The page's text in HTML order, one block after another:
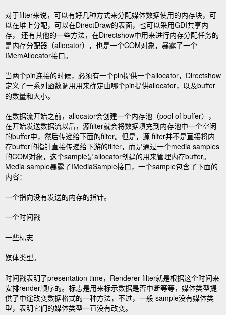
对于filter来说，可以有好几种方式来分配媒体数据使用的内存块，可
以在堆上分配，可以在DirectDraw的表面，也可以采用GDI共享内
存， 还有其他的一些方法，在Directshow中用来进行内存分配任务的
是内存分配器（allocator），也是一个COM对象，暴露了一个
IMemAllocator接口。
当两个pin连接的时候，必须有一个pin提供一个allocator，Directshow
定义了一系列函数调用用来确定由哪个pin提供allocator，以及buffer
的数量和大小。
在数据流开始之前，allocator会创建一个内存池（pool of buffer），
在开始发送数据流以后，源filter就会将数据填充到内存池中一个空闲
的buffer中，然后传递给下面的filter。但是，源 filter并不是直接将内
存buffer的指针直接传递给下游的filter，而是通过一个media samples
的COM对象，这个sample是allocator创建的用来管理内存buffer。
Media sample暴露了IMediaSample接口，一个sample包含了下面的
内容：
一个指向没有发送的内存的指针。
一个时间戳
一些标志
媒体类型。
时间戳表明了presentation time，Renderer filter就是根据这个时间来
安排render顺序的。标志是用来标示数据是否中断等等，媒体类型提
供了中途改变数据格式的一种方法，不过，一般 sample没有媒体类
型，表明它们的媒体类型一直没有改变。